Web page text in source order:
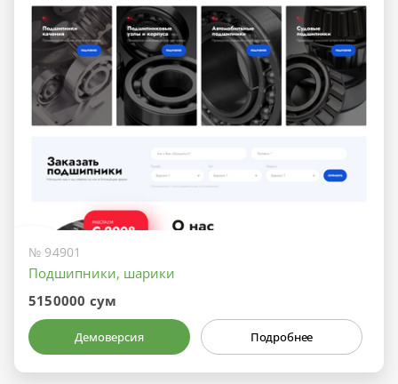
№ 94901
Подшипники, шарики
5150000 сум
Демоверсия Подробнее